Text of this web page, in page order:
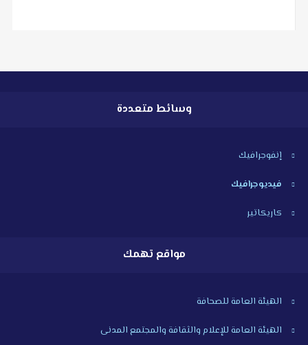
وسائط متعددة
إنفوجرافيك
فيديوجرافيك
كاريكاتير
مواقع تهمك
الهيئة العامة للصحافة
الهيئة العامة للإعلام والثقافة والمجتمع المدنى